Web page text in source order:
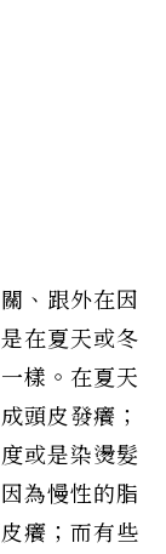
、跟外在因
在夏天或冬
樣。在夏天
頭皮發癢；
或是染燙髮
為慢性的脂
癢；而有些